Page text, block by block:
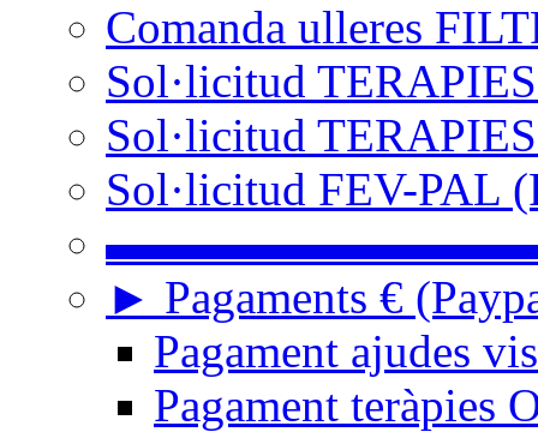
Comanda ulleres
Sol·licitud
Sol·licitud
Sol·licitud FEV-PAL
► Pagaments €
Pagament ajudes
Pagament teràpies